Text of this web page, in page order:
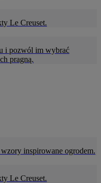
Le Creuset.
i pozwól im wybrać
pragną.
inspirowane ogrodem.
Le Creuset.